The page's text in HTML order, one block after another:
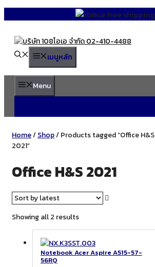
content
เมนูหลัก
Menu
Home/Shop/ Products tagged “Office H&S
2021”
Office H&S 2021
Showing all 2 resultsSorted
by
latest
Notebook Acer Aspire A515-57-
56RQ